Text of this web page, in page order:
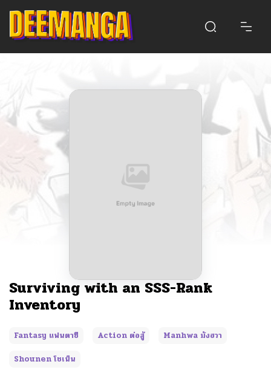
Surviving with an SSS-Rank
Inventory
Fantasy แฟนตาซี Action ต่อสู้
Manhwa มังฮวา
Shounen โชเน็น